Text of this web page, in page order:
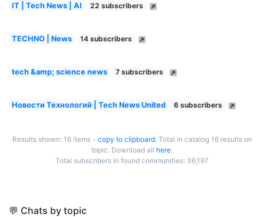
IT | Tech News | AI 22 subscribers
TECHNO | News 14 subscribers
tech &amp; science news 7 subscribers
Новости Технологий | Tech News United 6 subscribers
Results shown: 16 items - copy to clipboard. Total in catalog 16 results on
topic. Download all here.
Total subscribers in found communities: 36,197
💬 Chats by topic